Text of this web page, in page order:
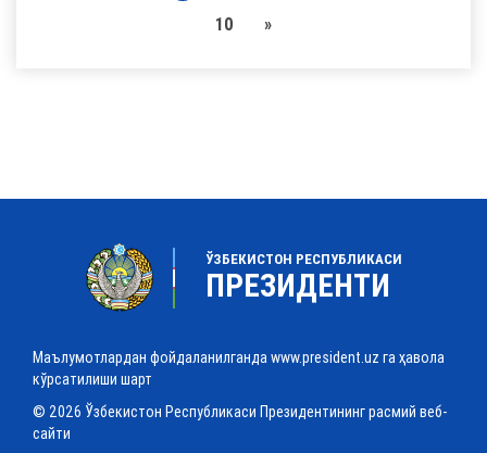
10
»
ЎЗБЕКИСТОН РЕСПУБЛИКАСИ
ПРЕЗИДЕНТИ
Маълумотлардан фойдаланилганда www.president.uz га ҳавола
кўрсатилиши шарт
© 2026 Ўзбекистон Республикаси Президентининг расмий веб-
сайти